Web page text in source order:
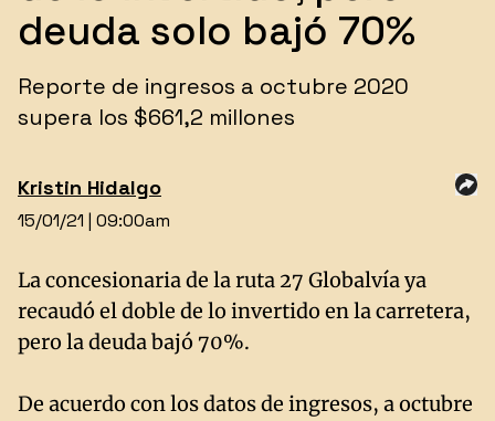
deuda solo bajó 70%
​Reporte de ingresos a octubre 2020
supera los $661,2 millones
Kristin Hidalgo
15/01/21 | 09:00am
La concesionaria de la ruta 27 Globalvía ya
recaudó el doble de lo invertido en la carretera,
pero la deuda bajó 70%.
De acuerdo con los datos de ingresos, a octubre